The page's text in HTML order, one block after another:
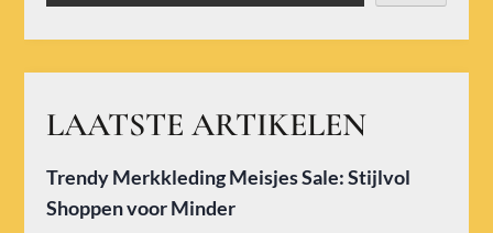
LAATSTE ARTIKELEN
Trendy Merkkleding Meisjes Sale: Stijlvol
Shoppen voor Minder